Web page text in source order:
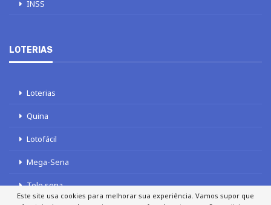
INSS
LOTERIAS
Loterias
Quina
Lotofácil
Mega-Sena
Tele sena
Este site usa cookies para melhorar sua experiência. Vamos supor que